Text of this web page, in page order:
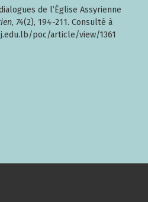
de l’Église Assyrienne
, 74(2), 194-211. Consulté à
poc/article/view/1361